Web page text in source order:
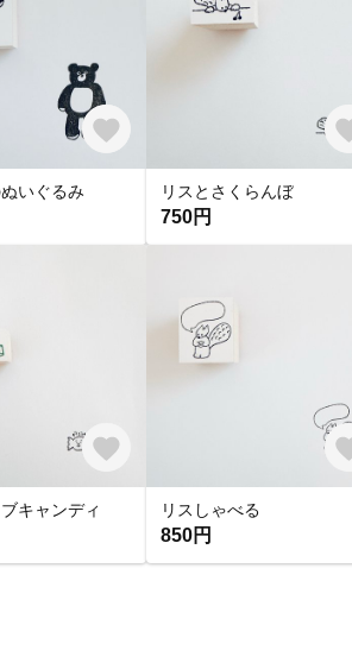
いぐるみ リスとさくらんぼ
750円
キャンディ リスしゃべる
850円